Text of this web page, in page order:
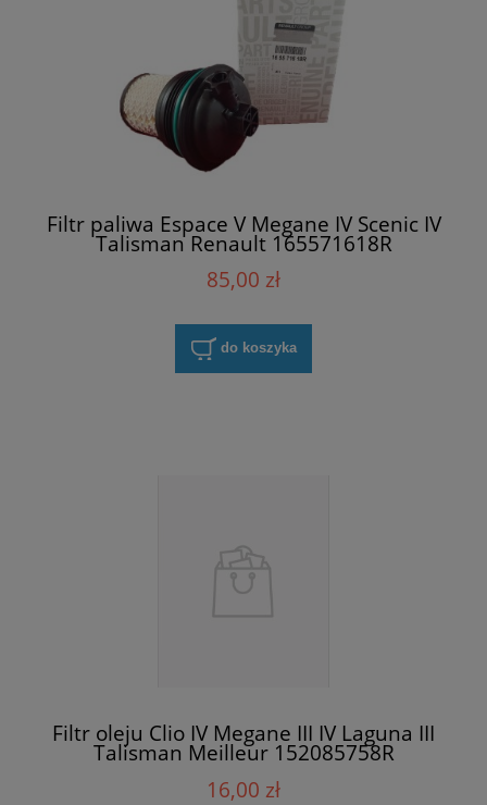
Filtr paliwa Espace V Megane IV Scenic IV
Talisman Renault 165571618R
85,00 zł
do koszyka
Filtr oleju Clio IV Megane III IV Laguna III
Talisman Meilleur 152085758R
16,00 zł